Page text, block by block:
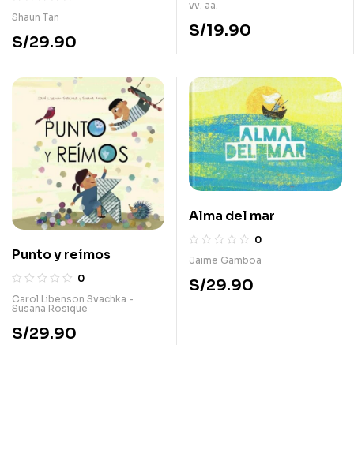
Shaun Tan
S/29.90
vv. aa.
S/19.90
Punto y reímos
0
Carol Libenson Svachka -
Susana Rosique
S/29.90
Alma del mar
0
Jaime Gamboa
S/29.90